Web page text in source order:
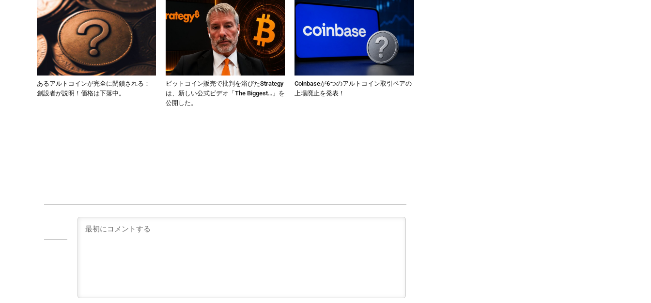
あるアルトコインが完全に閉鎖される：
創設者が説明！価格は下落中。
ビットコイン販売で批判を浴びたStrategy
は、新しい公式ビデオ「The Biggest…」を
公開した。
Coinbaseが6つのアルトコイン取引ペアの
上場廃止を発表！